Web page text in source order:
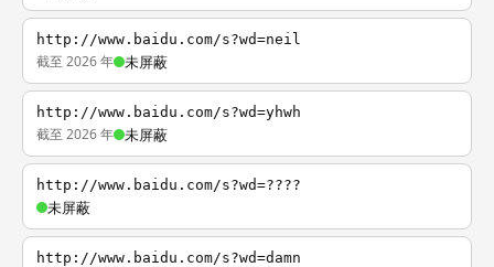
http://www.baidu.com/s?wd=neil
截至 2026 年 未屏蔽
http://www.baidu.com/s?wd=yhwh
截至 2026 年 未屏蔽
http://www.baidu.com/s?wd=????
未屏蔽
http://www.baidu.com/s?wd=damn